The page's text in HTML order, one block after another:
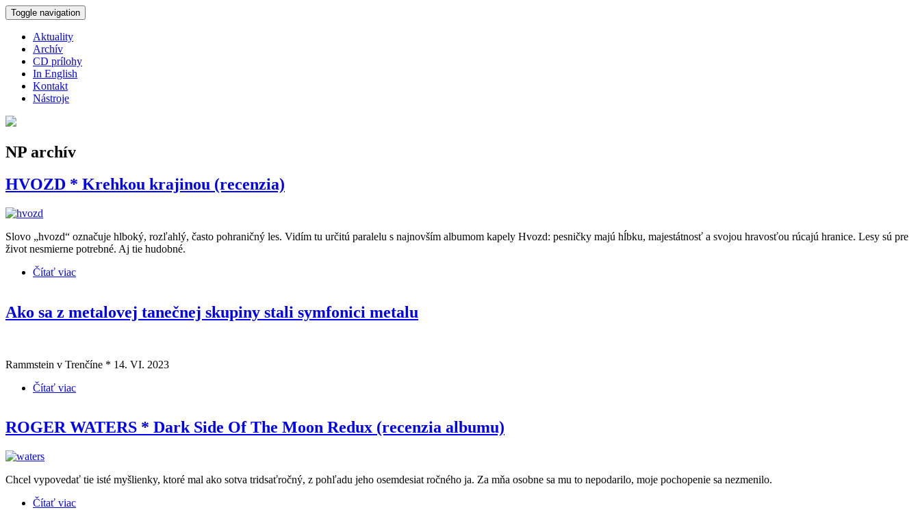
Skočiť na hlavný obsah
Toggle navigation
Aktuality
Archív
CD prílohy
In English
Kontakt
Nástroje
NP archív
HVOZD * Krehkou krajinou (recenzia)
Slovo „hvozd“ označuje hlboký, rozľahlý, často pohraničný les. Vidím tu určitú paralelu s najnovším albumom kapely Hvozd: pesničky majú hĺbku, majestátnosť a svojou hravosťou rúcajú hranice. Lesy sú pre
život nesmierne potrebné. Aj tie hudobné.
Čítať viac
Ako sa z metalovej tanečnej skupiny stali symfonici metalu
Rammstein v Trenčíne * 14. VI. 2023
Čítať viac
ROGER WATERS * Dark Side Of The Moon Redux (recenzia albumu)
Chcel vypovedať tie isté myšlienky, ktoré mal ako sotva tridsaťročný, z pohľadu jeho osemdesiat ročného ja. Za mňa osobne sa mu to nepodarilo, moje pochopenie sa nezmenilo.
Čítať viac